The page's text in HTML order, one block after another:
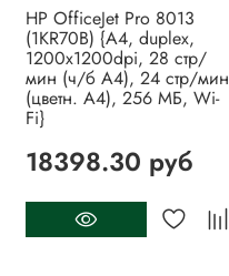
HP OfficeJet Pro 8013
(1KR70B) {A4, duplex,
1200x1200dpi, 28 стр/
мин (ч/б А4), 24 стр/мин
(цветн. А4), 256 МБ, Wi-
Fi}
18398.30 руб